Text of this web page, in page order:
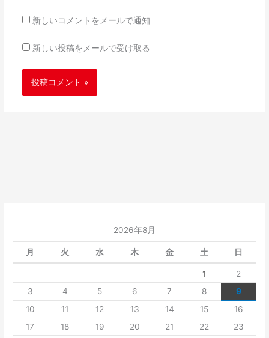
新しいコメントをメールで通知
新しい投稿をメールで受け取る
2026年8月
月 火 水 木 金 土 日
1
2
3
4 5 6 7 8
9
10
11 12 13 14 15
16
17
18 19 20 21 22
23